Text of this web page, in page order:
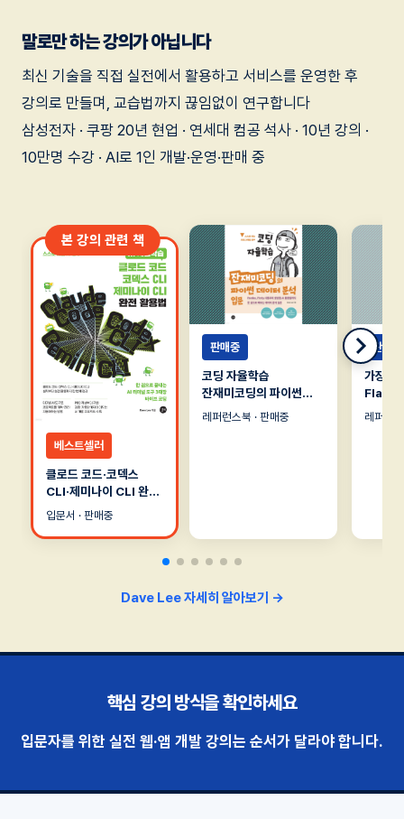
말로만 하는 강의가 아닙니다
최신 기술을 직접 실전에서 활용하고 서비스를 운영한 후
강의로 만들며, 교습법까지 끊임없이 연구합니다
삼성전자 · 쿠팡 20년 현업 · 연세대 컴공 석사 · 10년 강의 ·
10만명 수강 · AI로 1인 개발·운영·판매 중
본 강의 관련 책
베스트셀러
클로드 코드·코덱스
CLI·제미나이 CLI 완전
활용법
입문서 · 판매중
판매중
코딩 자율학습
잔재미코딩의 파이썬
데이터 분석 입문
레퍼런스북 · 판매중
판매중
가장 빠
Flask
레퍼런
Dave Lee 자세히 알아보기 →
핵심 강의 방식을 확인하세요
입문자를 위한 실전 웹·앱 개발 강의는 순서가 달라야 합니다.